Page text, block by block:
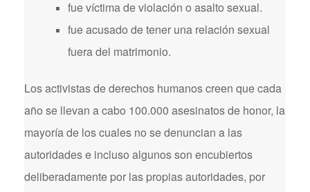
fue víctima de violación o asalto sexual.
fue acusado de tener una relación sexual
fuera del matrimonio.
Los activistas de derechos humanos creen que cada
año se llevan a cabo 100.000 asesinatos de honor, la
mayoría de los cuales no se denuncian a las
autoridades e incluso algunos son encubiertos
deliberadamente por las propias autoridades, por